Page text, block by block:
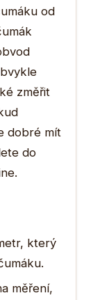
od
změřit
dobré mít
do
který
měření,